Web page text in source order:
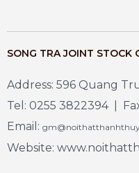
SONG TRA JOINT STOCK
Address: 596 Quang
Tel: 0255 3822394 |
Email:
Website: